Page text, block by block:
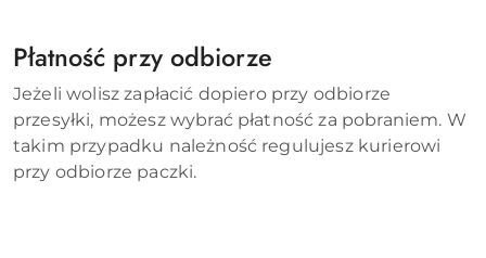
Płatność przy odbiorze
Jeżeli wolisz zapłacić dopiero przy odbiorze
przesyłki, możesz wybrać płatność za pobraniem. W
takim przypadku należność regulujesz kurierowi
przy odbiorze paczki.